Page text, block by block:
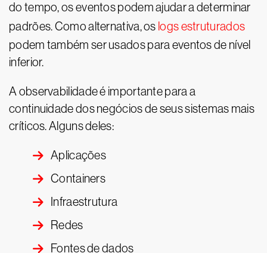
do tempo, os eventos podem ajudar a determinar
padrões. Como alternativa, os logs estruturados
podem também ser usados para eventos de nível
inferior.
A observabilidade é importante para a
continuidade dos negócios de seus sistemas mais
críticos. Alguns deles:
Aplicações
Containers
Infraestrutura
Redes
Fontes de dados